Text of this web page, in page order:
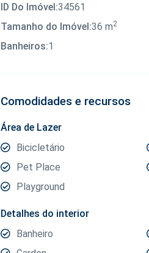
ID Do Imóvel:34561
Tamanho do Imóvel:36 m2
Banheiros:1
Comodidades e recursos
Área de Lazer
Bicicletário
Pet Place
Playground
Detalhes do interior
Banheiro